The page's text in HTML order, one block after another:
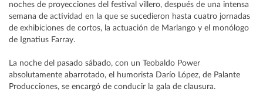
noches de proyecciones del festival villero, después de una intensa
semana de actividad en la que se sucedieron hasta cuatro jornadas
de exhibiciones de cortos, la actuación de Marlango y el monólogo
de Ignatius Farray.
La noche del pasado sábado, con un Teobaldo Power
absolutamente abarrotado, el humorista Darío López, de Palante
Producciones, se encargó de conducir la gala de clausura.